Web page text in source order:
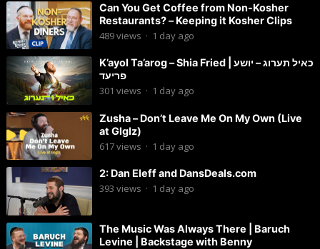
Can You Get Coffee from Non-Kosher
Restaurants? – Keeping it Kosher Clips
489views · 1 day ago
K’ayol Ta’arog – Shia Fried | כאיל תערוג – יושע
פריעד
301 views · 1 day ago
Zusha – Don’t Leave Me On My Own (Live
at Glglz)
617views · 1 day ago
2: Dan Eleff and DansDeals.com
393 views · 1 day ago
The Music Was Always There | Baruch
Levine | Backstage with Benny